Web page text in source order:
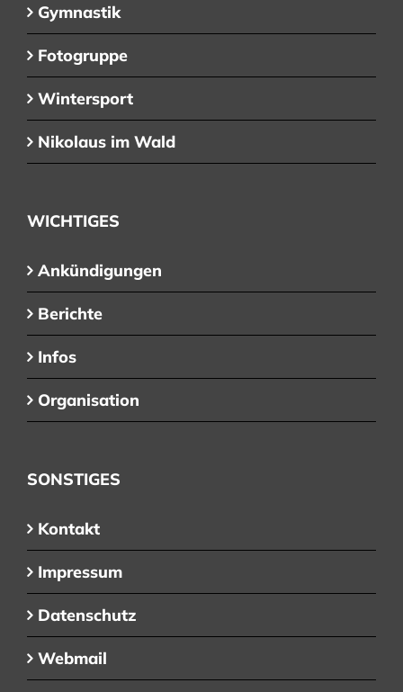
Gymnastik
Fotogruppe
Wintersport
Nikolaus im Wald
WICHTIGES
Ankündigungen
Berichte
Infos
Organisation
SONSTIGES
Kontakt
Impressum
Datenschutz
Webmail